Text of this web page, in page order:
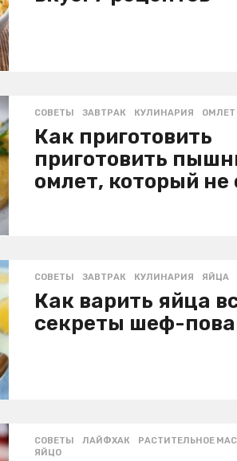
СОВЕТЫ ЗАВТРАК ,КУЛИНАРИЯ ,ОМЛЕТ
Как приготовить
приготовить
омлет, который не
СОВЕТЫ ЗАВТРАК ,КУЛИНАРИЯ ,ЯЙЦА
Как варить яйца
секреты шеф-
СОВЕТЫ ЛАЙФХАК ,РАСТИТЕЛЬНОЕ
ЯЙЦО